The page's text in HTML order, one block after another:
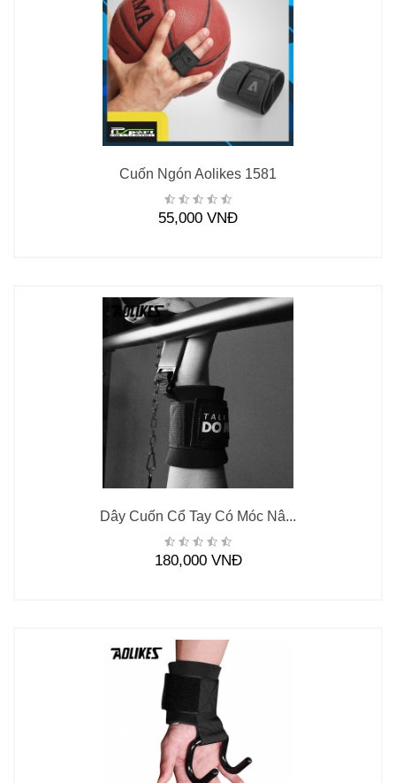
Cuốn Ngón Aolikes 1581
55,000 VNĐ
Dây Cuốn Cổ Tay Có Móc Nâ...
180,000 VNĐ